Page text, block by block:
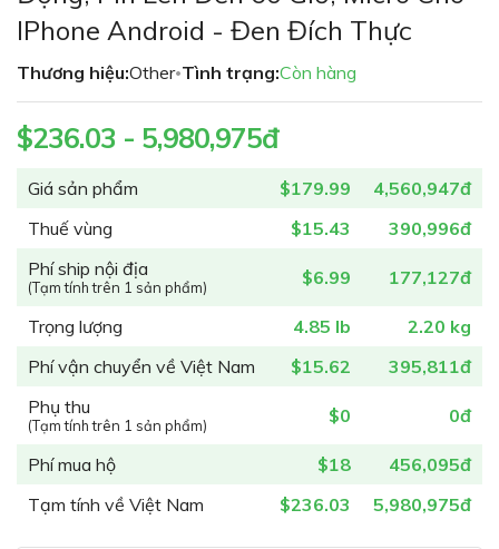
ảnh
IPhone Android - Đen Đích Thực
Thương hiệu:Other•Tình trạng:Còn hàng
Giá sản phẩm $179.99
4,560,947đ
Thuế vùng
$15.43
390,996đ
Phí ship nội địa
(Tạm tính trên 1 sản phẩm) $6.99 177,127đ
Trọng lượng 4.85 lb
2.20 kg
Phí vận chuyển về Việt Nam
$15.62
395,811đ
Phụ thu
(Tạm tính trên 1 sản phẩm) $0 0đ
Phí mua hộ $18
456,095đ
Tạm tính về Việt Nam
$236.03 5,980,975đ
$236.03 - 5,980,975đ